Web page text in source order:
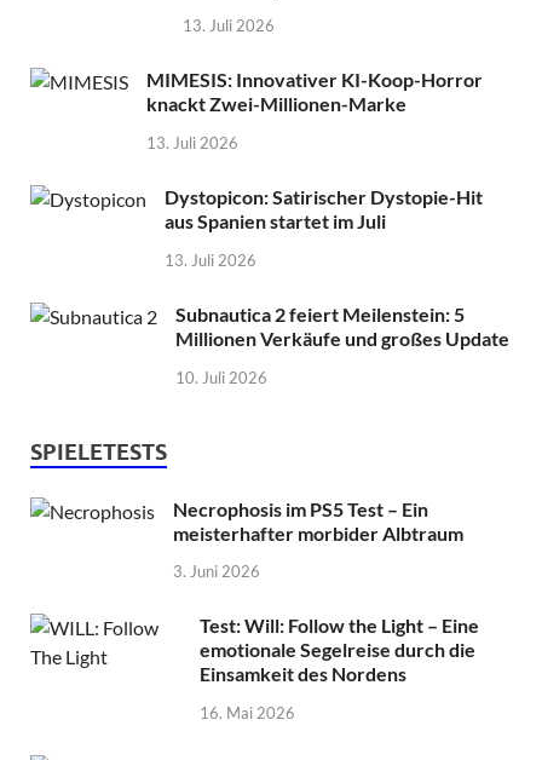
13. Juli 2026
MIMESIS: Innovativer KI-Koop-Horror
knackt Zwei-Millionen-Marke
13. Juli 2026
Dystopicon: Satirischer Dystopie-Hit
aus Spanien startet im Juli
13. Juli 2026
Subnautica 2 feiert Meilenstein: 5
Millionen Verkäufe und großes Update
10. Juli 2026
SPIELETESTS
Necrophosis im PS5 Test – Ein
meisterhafter morbider Albtraum
3. Juni 2026
Test: Will: Follow the Light – Eine
emotionale Segelreise durch die
Einsamkeit des Nordens
16. Mai 2026